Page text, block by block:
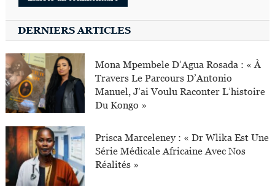
DERNIERS ARTICLES
Mona Mpembele D’Agua Rosada : « À
Travers Le Parcours D’Antonio
Manuel, J’ai Voulu Raconter L’histoire
Du Kongo »
Prisca Marceleney : « Dr Wlika Est Une
Série Médicale Africaine Avec Nos
Réalités »